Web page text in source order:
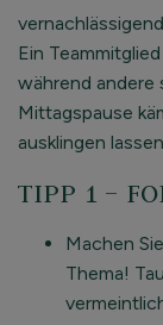
Ein
während andere
Mittagspause
ausklingen
TIPP 1 –
Machen
Thema!